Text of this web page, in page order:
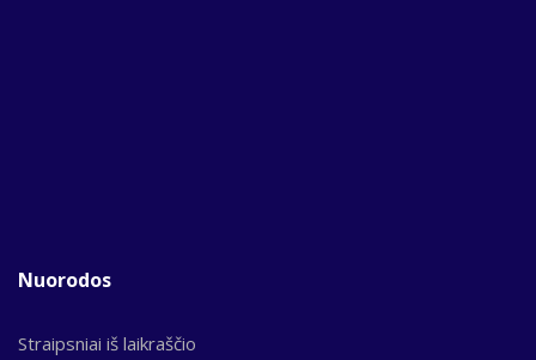
Nuorodos
Straipsniai iš laikraščio